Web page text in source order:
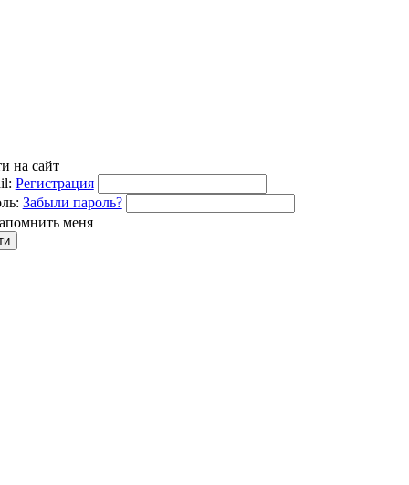
на сайт
Регистрация
Забыли пароль?
меня